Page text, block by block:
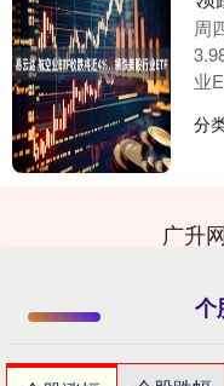
周
业
分
广升
个